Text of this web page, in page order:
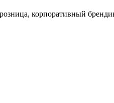
корпоративный